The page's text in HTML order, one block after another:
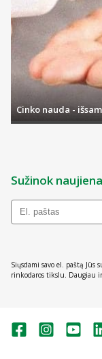
Cinko nauda -
Sužinok
Siųsdami savo el. paštą
rinkodaros tikslu. Daugiau